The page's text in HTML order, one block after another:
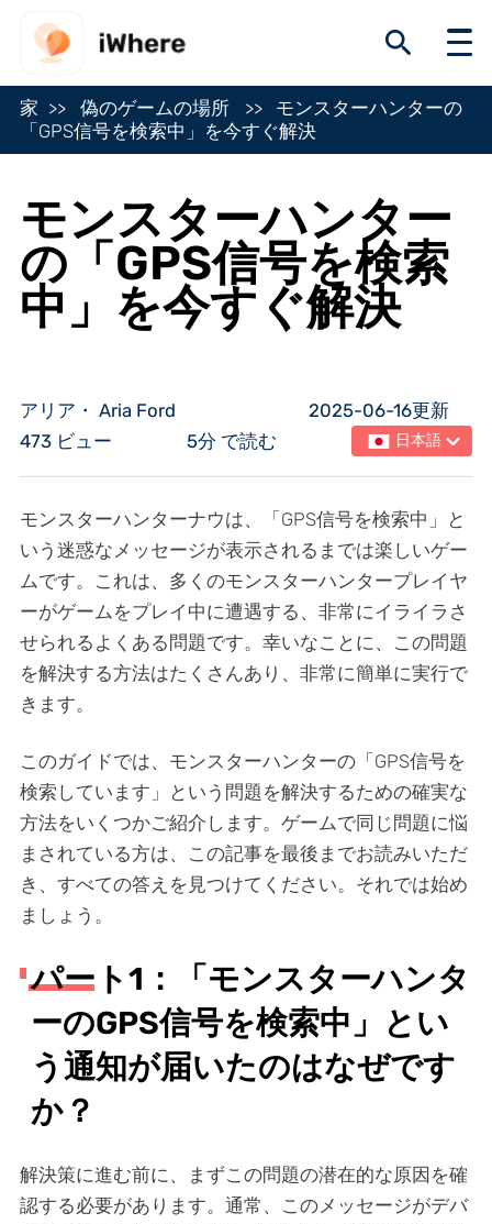
家 偽のゲームの場所
モンスターハンターの
「GPS信号を検索中」を今すぐ解決
モンスターハンター
の「GPS信号を検索
中」を今すぐ解決
アリア・ Aria Ford
2025-06-16更新
473 ビュー
5分 で読む 日本語
モンスターハンターナウは、「GPS信号を検索中」と
いう迷惑なメッセージが表示されるまでは楽しいゲー
ムです。これは、多くのモンスターハンタープレイヤ
ーがゲームをプレイ中に遭遇する、非常にイライラさ
せられるよくある問題です。幸いなことに、この問題
を解決する方法はたくさんあり、非常に簡単に実行で
きます。
このガイドでは、モンスターハンターの「GPS信号を
検索しています」という問題を解決するための確実な
方法をいくつかご紹介します。ゲームで同じ問題に悩
まされている方は、この記事を最後までお読みいただ
き、すべての答えを見つけてください。それでは始め
ましょう。
パート1：「モンスターハンタ
ーのGPS信号を検索中」とい
う通知が届いたのはなぜです
か？
解決策に進む前に、まずこの問題の潜在的な原因を確
認する必要があります。通常、このメッセージがデバ